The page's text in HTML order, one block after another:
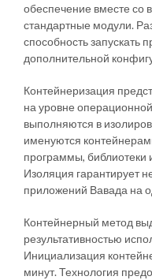
обеспечение вместе со
стандартные модули.
способность
дополнительной
Контейнеризация
на уровне
выполняются в
именуются
программы,
Изоляция гарантирует
приложений Вавада на
Контейнерный метод
результативностью
Инициализация
минут. Технология